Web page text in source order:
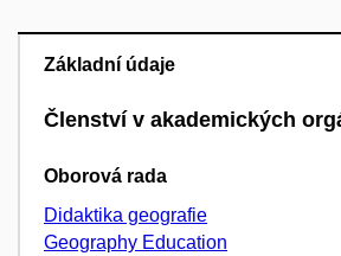
Základní údaje
Členství v akademických
Oborová rada
Didaktika geografie
Geography Education